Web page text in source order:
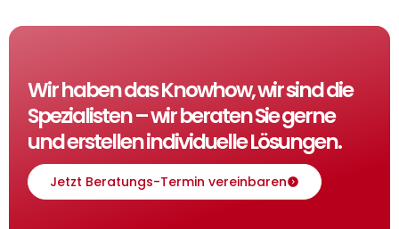
Wir haben das Knowhow, wir sind die
Spezialisten – wir beraten Sie gerne
und erstellen individuelle Lösungen.
Jetzt Beratungs-Termin vereinbaren